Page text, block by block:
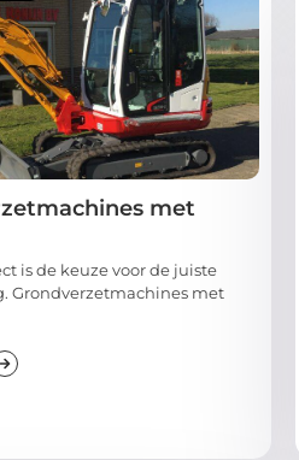
met
is de keuze voor de juiste
Grondverzetmachines met